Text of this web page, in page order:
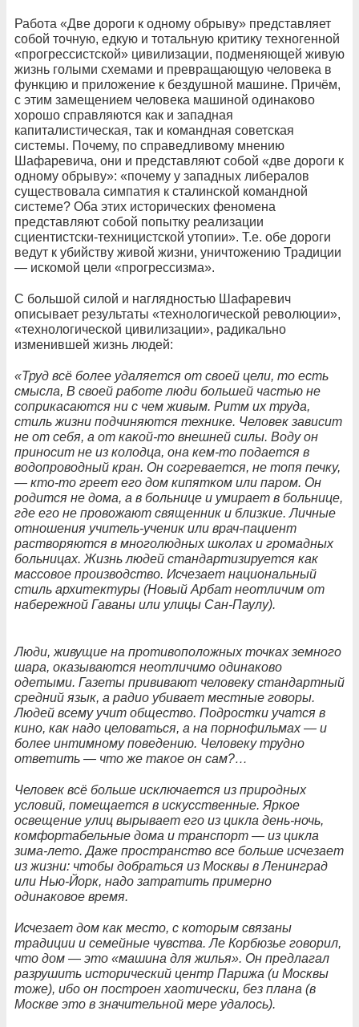
Работа «Две дороги к одному обрыву» представляет
собой точную, едкую и тотальную критику техногенной
«прогрессистской» цивилизации, подменяющей живую
жизнь голыми схемами и превращающую человека в
функцию и приложение к бездушной машине. Причём,
с этим замещением человека машиной одинаково
хорошо справляются как и западная
капиталистическая, так и командная советская
системы. Почему, по справедливому мнению
Шафаревича, они и представляют собой «две дороги к
одному обрыву»: «почему у западных либералов
существовала симпатия к сталинской командной
системе? Оба этих исторических феномена
представляют собой попытку реализации
сциентистски-техницистской утопии». Т.е. обе дороги
ведут к убийству живой жизни, уничтожению Традиции
— искомой цели «прогрессизма».
С большой силой и наглядностью Шафаревич
описывает результаты «технологической революции»,
«технологической цивилизации», радикально
изменившей жизнь людей:
«Труд всё более удаляется от своей цели, то есть
смысла, В своей работе люди большей частью не
соприкасаются ни с чем живым. Ритм их труда,
стиль жизни подчиняются технике. Человек зависит
не от себя, а от какой-то внешней силы. Воду он
приносит не из колодца, она кем-то подается в
водопроводный кран. Он согревается, не топя печку,
— кто-то греет его дом кипятком или паром. Он
родится не дома, а в больнице и умирает в больнице,
где его не провожают священник и близкие. Личные
отношения учитель-ученик или врач-пациент
растворяются в многолюдных школах и громадных
больницах. Жизнь людей стандартизируется как
массовое производство. Исчезает национальный
стиль архитектуры (Новый Арбат неотличим от
набережной Гаваны или улицы Сан-Паулу).
Люди, живущие на противоположных точках земного
шара, оказываются неотличимо одинаково
одетыми. Газеты прививают человеку стандартный
средний язык, а радио убивает местные говоры.
Людей всему учит общество. Подростки учатся в
кино, как надо целоваться, а на порнофильмах — и
более интимному поведению. Человеку трудно
ответить — что же такое он сам?…
Человек всё больше исключается из природных
условий, помещается в искусственные. Яркое
освещение улиц вырывает его из цикла день-ночь,
комфортабельные дома и транспорт — из цикла
зима-лето. Даже пространство все больше исчезает
из жизни: чтобы добраться из Москвы в Ленинград
или Нью-Йорк, надо затратить примерно
одинаковое время.
Исчезает дом как место, с которым связаны
традиции и семейные чувства. Ле Корбюзье говорил,
что дом — это «машина для жилья». Он предлагал
разрушить исторический центр Парижа (и Москвы
тоже), ибо он построен хаотически, без плана (в
Москве это в значительной мере удалось).